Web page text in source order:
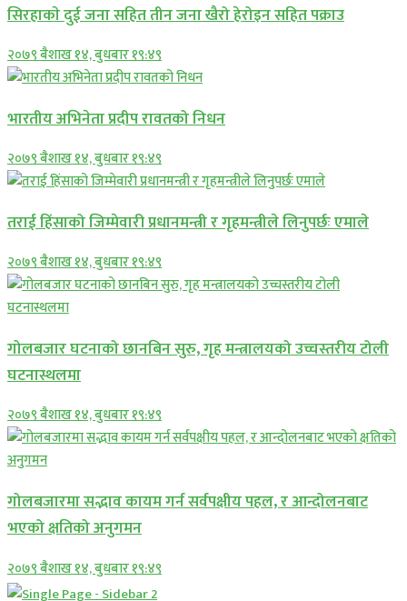
सिरहाकाे दुई जना सहित तीन जना खैरो हेरोइन सहित पक्राउ
२०७९ बैशाख १४, बुधबार १९:४९
भारतीय अभिनेता प्रदीप रावतको निधन
२०७९ बैशाख १४, बुधबार १९:४९
तराई हिंसाको जिम्मेवारी प्रधानमन्त्री र गृहमन्त्रीले लिनुपर्छः एमाले
२०७९ बैशाख १४, बुधबार १९:४९
गोलबजार घटनाको छानबिन सुरु, गृह मन्त्रालयको उच्चस्तरीय टोली
घटनास्थलमा
२०७९ बैशाख १४, बुधबार १९:४९
गोलबजारमा सद्भाव कायम गर्न सर्वपक्षीय पहल, र आन्दोलनबाट
भएको क्षतिको अनुगमन
२०७९ बैशाख १४, बुधबार १९:४९